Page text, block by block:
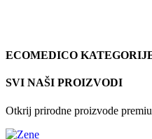
ECOMEDICO
SVI NAŠI PROIZVODI
Otkrij prirodne proizvode